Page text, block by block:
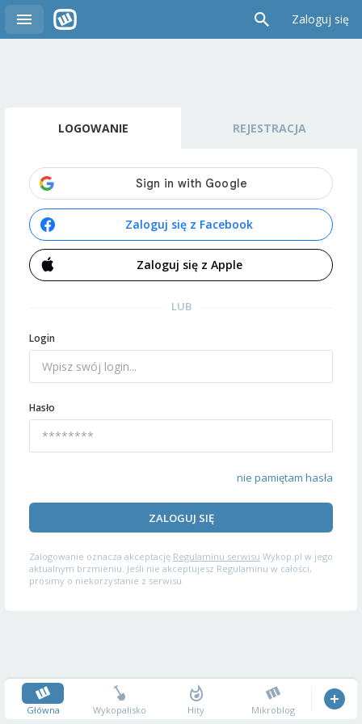
Zaloguj się
LOGOWANIE REJESTRACJA
Zaloguj się z Facebook
Zaloguj się z Apple
LUB
Login
Hasło
nie pamiętam hasła
ZALOGUJ SIĘ
Zalogowanie oznacza akceptację Regulaminu serwisu Wykop.pl w jego
aktualnym brzmieniu. Jeśli nie akceptujesz Regulaminu w całości,
prosimy o niekorzystanie z serwisu.
Główna Wykopalisko Hity Mikroblog